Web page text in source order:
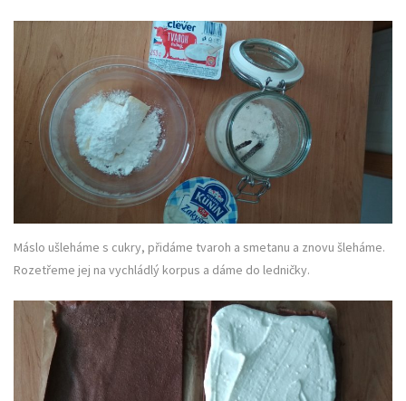
Máslo ušleháme s cukry, přidáme tvaroh a smetanu a znovu šleháme.
Rozetřeme jej na vychládlý korpus a dáme do ledničky.